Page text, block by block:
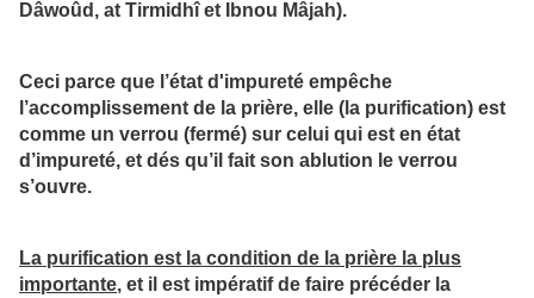
Dâwoûd, at Tirmidhî et Ibnou Mâjah).
Ceci parce que l’état d'impureté empêche
l’accomplissement de la prière, elle (la purification) est
comme un verrou (fermé) sur celui qui est en état
d’impureté, et dés qu’il fait son ablution le verrou
s’ouvre.
La purification est la condition de la prière la plus
importante, et il est impératif de faire précéder la